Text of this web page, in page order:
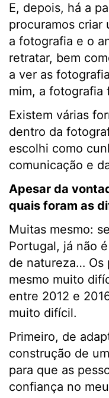
E, depois, há a
procuramos criar
a fotografia e o
retratar, bem
a ver as
mim, a fotografia
Existem várias
dentro da
escolhi como
comunicação e
Apesar da
quais foram as
Muitas mesmo:
Portugal, já não
de natureza… Os
mesmo muito
entre 2012 e
muito difícil.
Primeiro, de
construção de
para que as
confiança no